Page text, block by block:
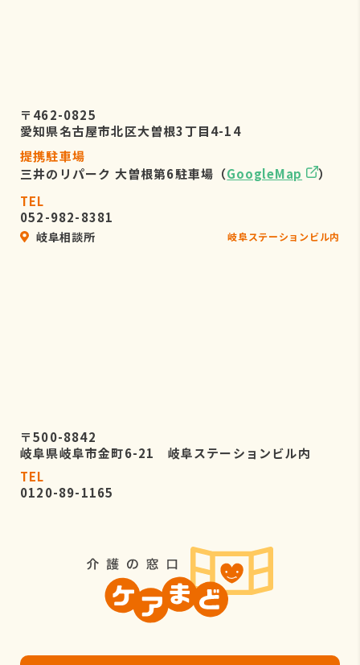
〒462-0825
愛知県名古屋市北区大曽根3丁目4-14
提携駐車場
三井のリパーク 大曽根第6駐車場（GoogleMap
）
TEL
052-982-8381
岐阜相談所 岐阜ステーションビル内
〒500-8842
岐阜県岐阜市金町6-21 岐阜ステーションビル内
TEL
0120-89-1165